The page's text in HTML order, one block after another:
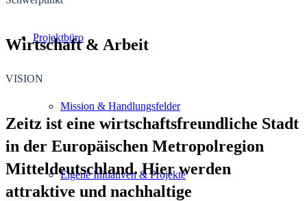
Projektbüro
Mission & Handlungsfelder
Eigene Initiativen & Projekte
Wirtschaft& Arbeit
VISION
Zeitz ist eine wirtschaftsfreundliche Stadt
in der Europäischen Metropolregion
Mitteldeutschland. Hier werden
attraktive und nachhaltige